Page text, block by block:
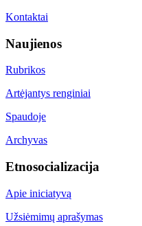
Kontaktai
Naujienos
Rubrikos
Artėjantys renginiai
Spaudoje
Archyvas
Etnosocializacija
Apie iniciatyvą
Užsiėmimų aprašymas